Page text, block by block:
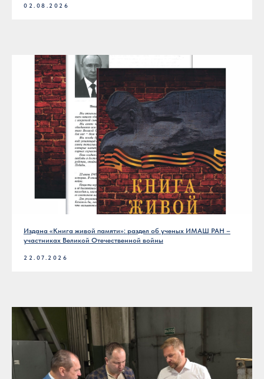
02.08.2026
Издана «Книга живой памяти»: раздел об ученых ИМАШ РАН –
участниках Великой Отечественной войны
22.07.2026